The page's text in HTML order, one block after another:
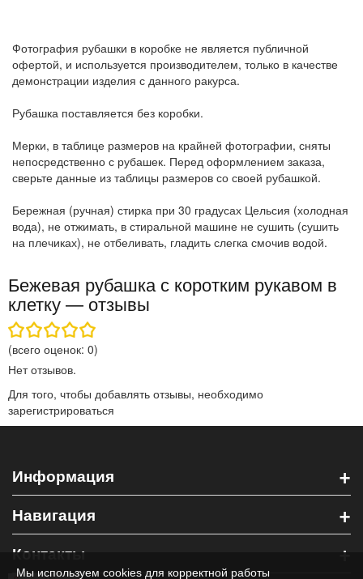
Фотография рубашки в коробке не является публичной
офертой, и используется производителем, только в качестве
демонстрации изделия с данного ракурса.
Рубашка поставляется без коробки.
Мерки, в таблице размеров на крайней фотографии, сняты
непосредственно с рубашек. Перед оформлением заказа,
сверьте данные из таблицы размеров со своей рубашкой.
Бережная (ручная) стирка при 30 градусах Цельсия (холодная
вода), не отжимать, в стиральной машине не сушить (сушить
на плечиках), не отбеливать, гладить слегка смочив водой.
Бежевая рубашка с коротким рукавом в
клетку — отзывы
(всего оценок: 0)
Нет отзывов.
Для того, чтобы добавлять отзывы, необходимо
зарегистрироваться
Информация +
Навигация +
Контакты +
Мы используем cookies для корректной работы